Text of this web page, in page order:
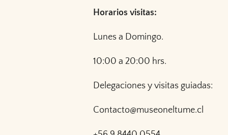
Horarios visitas:
Lunes a Domingo.
10:00 a 20:00 hrs.
Delegaciones y visitas guiadas:
Contacto@museoneltume.cl